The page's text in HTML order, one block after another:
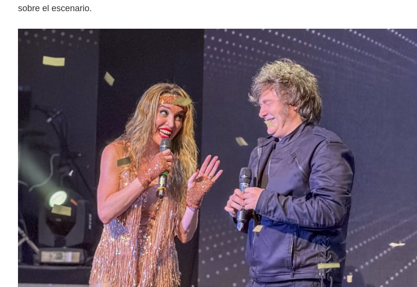
sobre el escenario.